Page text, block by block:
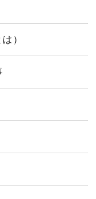
）